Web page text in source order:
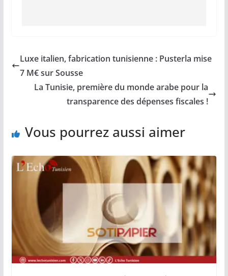
Luxe italien, fabrication tunisienne : Pusterla mise
7 M€ sur Sousse
La Tunisie, première du monde arabe pour la
transparence des dépenses fiscales !
Vous pourrez aussi aimer